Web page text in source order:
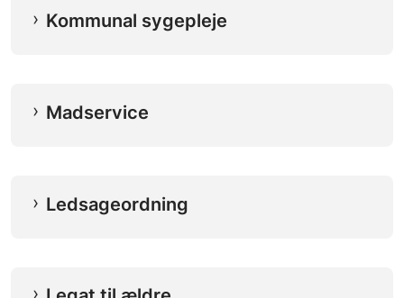
Kommunal sygepleje
Madservice
Ledsageordning